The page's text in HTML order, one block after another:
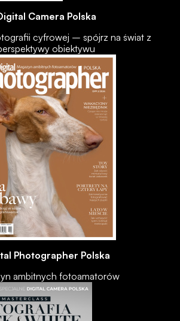
Camera Polska
cyfrowej – spójrz na świat z
obiektywu
Photographer Polska
ambitnych fotoamatorów